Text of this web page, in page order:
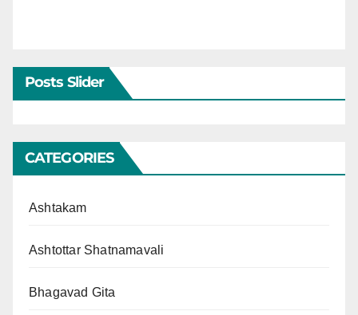
Posts Slider
CATEGORIES
Ashtakam
Ashtottar Shatnamavali
Bhagavad Gita